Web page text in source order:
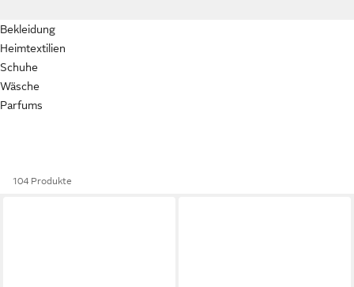
Bekleidung
Heimtextilien
Schuhe
Wäsche
Parfums
104 Produkte